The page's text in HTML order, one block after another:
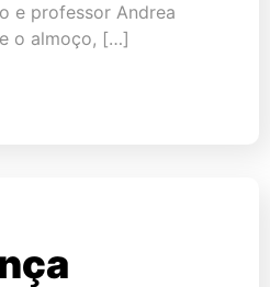
e professor Andrea
o almoço, […]